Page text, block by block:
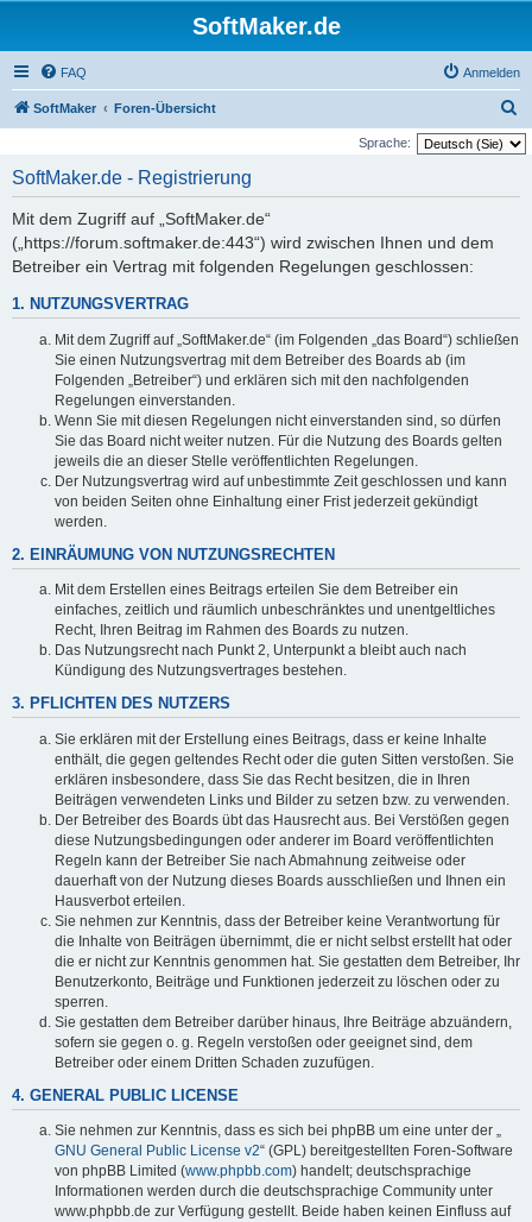
SoftMaker.de
FAQ Anmelden
SoftMaker Foren-Übersicht
u
Sprache:
SoftMaker.de - Registrierung
Mit dem Zugriff auf „SoftMaker.de“
(„https://forum.softmaker.de:443“) wird zwischen Ihnen und dem
Betreiber ein Vertrag mit folgenden Regelungen geschlossen:
1. NUTZUNGSVERTRAG
Mit dem Zugriff auf „SoftMaker.de“ (im Folgenden „das Board“) schließen
Sie einen Nutzungsvertrag mit dem Betreiber des Boards ab (im
Folgenden „Betreiber“) und erklären sich mit den nachfolgenden
Regelungen einverstanden.
Wenn Sie mit diesen Regelungen nicht einverstanden sind, so dürfen
Sie das Board nicht weiter nutzen. Für die Nutzung des Boards gelten
jeweils die an dieser Stelle veröffentlichten Regelungen.
Der Nutzungsvertrag wird auf unbestimmte Zeit geschlossen und kann
von beiden Seiten ohne Einhaltung einer Frist jederzeit gekündigt
werden.
2. EINRÄUMUNG VON NUTZUNGSRECHTEN
Mit dem Erstellen eines Beitrags erteilen Sie dem Betreiber ein
einfaches, zeitlich und räumlich unbeschränktes und unentgeltliches
Recht, Ihren Beitrag im Rahmen des Boards zu nutzen.
Das Nutzungsrecht nach Punkt 2, Unterpunkt a bleibt auch nach
Kündigung des Nutzungsvertrages bestehen.
3. PFLICHTEN DES NUTZERS
Sie erklären mit der Erstellung eines Beitrags, dass er keine Inhalte
enthält, die gegen geltendes Recht oder die guten Sitten verstoßen. Sie
erklären insbesondere, dass Sie das Recht besitzen, die in Ihren
Beiträgen verwendeten Links und Bilder zu setzen bzw. zu verwenden.
Der Betreiber des Boards übt das Hausrecht aus. Bei Verstößen gegen
diese Nutzungsbedingungen oder anderer im Board veröffentlichten
Regeln kann der Betreiber Sie nach Abmahnung zeitweise oder
dauerhaft von der Nutzung dieses Boards ausschließen und Ihnen ein
Hausverbot erteilen.
Sie nehmen zur Kenntnis, dass der Betreiber keine Verantwortung für
die Inhalte von Beiträgen übernimmt, die er nicht selbst erstellt hat oder
die er nicht zur Kenntnis genommen hat. Sie gestatten dem Betreiber, Ihr
Benutzerkonto, Beiträge und Funktionen jederzeit zu löschen oder zu
sperren.
Sie gestatten dem Betreiber darüber hinaus, Ihre Beiträge abzuändern,
sofern sie gegen o. g. Regeln verstoßen oder geeignet sind, dem
Betreiber oder einem Dritten Schaden zuzufügen.
4. GENERAL PUBLIC LICENSE
Sie nehmen zur Kenntnis, dass es sich bei phpBB um eine unter der „
GNU General Public License v2“ (GPL) bereitgestellten Foren-Software
von phpBB Limited (www.phpbb.com) handelt; deutschsprachige
Informationen werden durch die deutschsprachige Community unter
www.phpbb.de zur Verfügung gestellt. Beide haben keinen Einfluss auf